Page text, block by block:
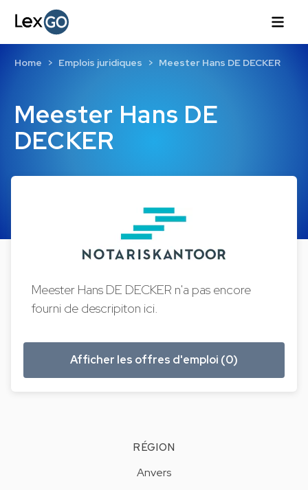
Meester Hans DE
DECKER
Home Emplois juridiques Meester Hans DE DECKER
Meester Hans DE DECKER n'a pas encore
fourni de descripiton ici.
Afficher les offres d'emploi (0)
RÉGION
Anvers